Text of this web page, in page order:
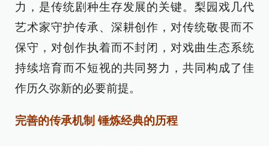
力，是传统剧种生存发展的关键。梨园戏几代
艺术家守护传承、深耕创作，对传统敬畏而不
保守，对创作执着而不封闭，对戏曲生态系统
持续培育而不短视的共同努力，共同构成了佳
作历久弥新的必要前提。
完善的传承机制 锤炼经典的历程